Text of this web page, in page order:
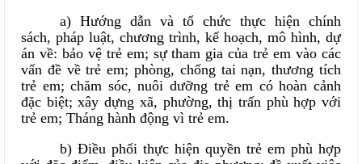
a) Hướng dẫn và tổ chức thực hiện chính
sách, pháp luật, chương trình, kế hoạch, mô hình, dự
án về: bảo vệ trẻ em; sự tham gia của trẻ em vào các
vấn đề về trẻ em; phòng, chống tai nạn, thương tích
trẻ em; chăm sóc, nuôi dưỡng trẻ em có hoàn cảnh
đặc biệt; xây dựng xã, phường, thị trấn phù hợp với
trẻ em; Tháng hành động vì trẻ em.
b) Điều phối thực hiện quyền trẻ em phù hợp